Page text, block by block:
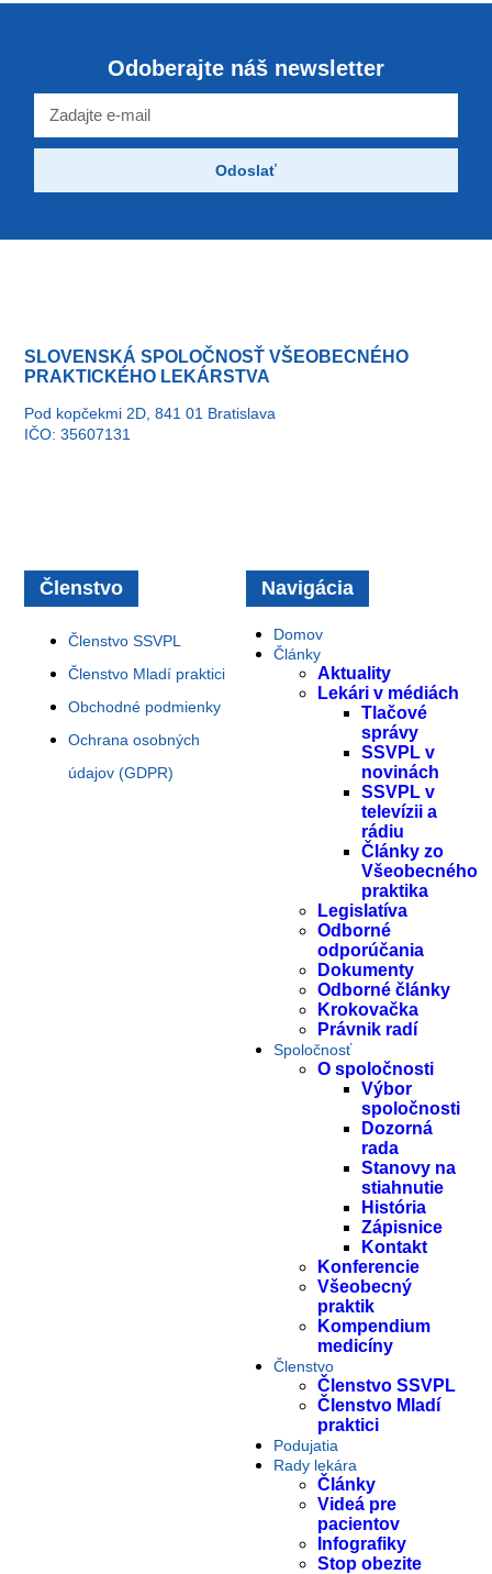
Odoberajte náš newsletter
Odoslať
SLOVENSKÁ SPOLOČNOSŤ VŠEOBECNÉHO
PRAKTICKÉHO LEKÁRSTVA
Pod kopčekmi 2D, 841 01 Bratislava
IČO: 35607131
Navigácia
Domov
Články
Aktuality
Lekári v médiách
Tlačové
správy
SSVPL v
novinách
SSVPL v
televízii a
rádiu
Články zo
Všeobecného
praktika
Legislatíva
Odborné
odporúčania
Dokumenty
Odborné články
Krokovačka
Právnik radí
Spoločnosť
O spoločnosti
Výbor
spoločnosti
Dozorná
rada
Stanovy na
stiahnutie
História
Zápisnice
Kontakt
Konferencie
Všeobecný
praktik
Kompendium
medicíny
Členstvo
Členstvo SSVPL
Členstvo Mladí
praktici
Podujatia
Rady lekára
Články
Videá pre
pacientov
Infografiky
Stop obezite
Členstvo
Členstvo SSVPL
Členstvo Mladí praktici
Obchodné podmienky
Ochrana osobných
údajov (GDPR)